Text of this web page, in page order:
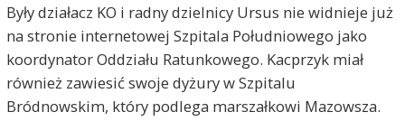
Były działacz KO i radny dzielnicy Ursus nie widnieje już
na stronie internetowej Szpitala Południowego jako
koordynator Oddziału Ratunkowego. Kacprzyk miał
również zawiesić swoje dyżury w Szpitalu
Bródnowskim, który podlega marszałkowi Mazowsza.
wydobywczym w kajdankach zespolonych. A tak
robotę sobie znajdzie , a półtorej bańki nikt mu nie
odbierze. Taka to sprawiedliwość gościa od zupki i
całych tych uśmiechniętych. Śmieją się ludziom w
oczy według zasady'' a co nam zrobicie.no co?''